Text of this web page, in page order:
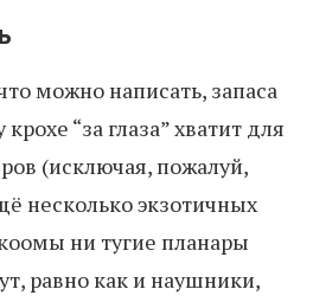
можно написать, запаса
“за глаза” хватит для
(исключая, пожалуй,
несколько экзотичных
ни тугие планары
равно как и наушники,